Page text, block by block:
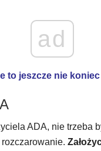
ad
to jeszcze nie
ADA, nie trzeba